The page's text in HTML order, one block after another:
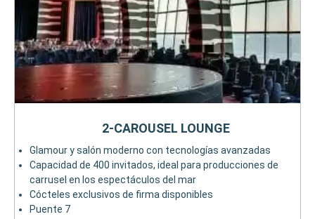
Glamour y salón moderno con tecnologías avanzadas
Capacidad de 400 invitados, ideal para producciones de
carrusel en los espectáculos del mar
Cócteles exclusivos de firma disponibles
Puente 7
2-CAROUSEL LOUNGE